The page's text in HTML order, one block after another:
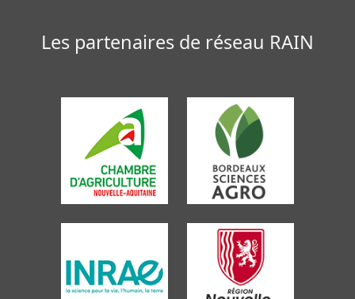
Les partenaires de réseau RAIN